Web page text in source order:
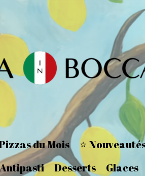
du Mois
⭐
Antipasti Desserts
Glaces